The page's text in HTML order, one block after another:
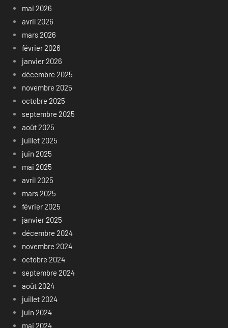
mai 2026
avril 2026
mars 2026
février 2026
janvier 2026
décembre 2025
novembre 2025
octobre 2025
septembre 2025
août 2025
juillet 2025
juin 2025
mai 2025
avril 2025
mars 2025
février 2025
janvier 2025
décembre 2024
novembre 2024
octobre 2024
septembre 2024
août 2024
juillet 2024
juin 2024
mai 2024